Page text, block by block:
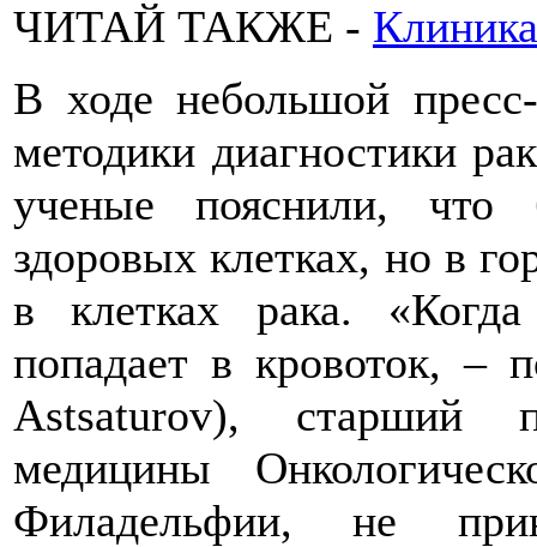
ЧИТАЙ ТАКЖЕ -
В ходе небольшой
методики диагностики
ученые пояснили, что
здоровых клетках, но в
в клетках рака.
попадает в кровоток, –
Astsaturov), старший
медицины
Филадельфии, не